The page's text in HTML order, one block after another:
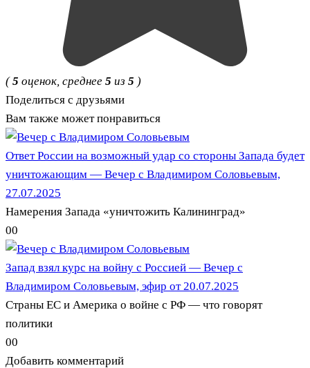
(5 оценок, среднее 5 из 5 )
Поделиться с друзьями
Вам также может понравиться
Ответ России на возможный удар со стороны Запада будет
уничтожающим — Вечер с Владимиром Соловьевым,
27.07.2025
Намерения Запада «уничтожить Калининград»
00
Запад взял курс на войну с Россией — Вечер с
Владимиром Соловьевым, эфир от 20.07.2025
Страны ЕС и Америка о войне с РФ — что говорят
политики
00
Добавить комментарий